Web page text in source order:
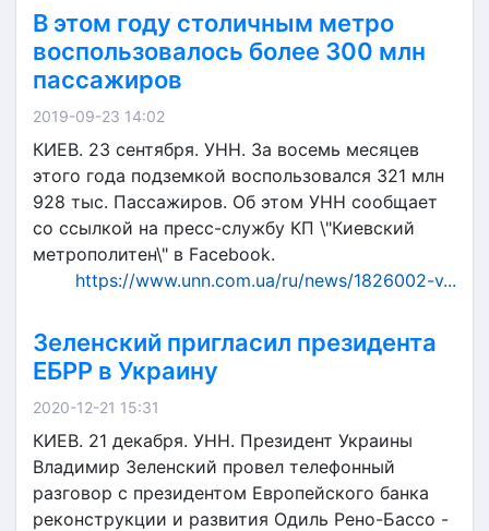
В этом году столичным метро
воспользовалось более 300 млн
пассажиров
2019-09-23 14:02
КИЕВ. 23 сентября. УНН. За восемь месяцев
этого года подземкой воспользовался 321 млн
928 тыс. Пассажиров. Об этом УНН сообщает
со ссылкой на пресс-службу КП \"Киевский
метрополитен\" в Facebook.
https://www.unn.com.ua/ru/news/1826002-v...
Зеленский пригласил президента
ЕБРР в Украину
2020-12-21 15:31
КИЕВ. 21 декабря. УНН. Президент Украины
Владимир Зеленский провел телефонный
разговор с президентом Европейского банка
реконструкции и развития Одиль Рено-Бассо -